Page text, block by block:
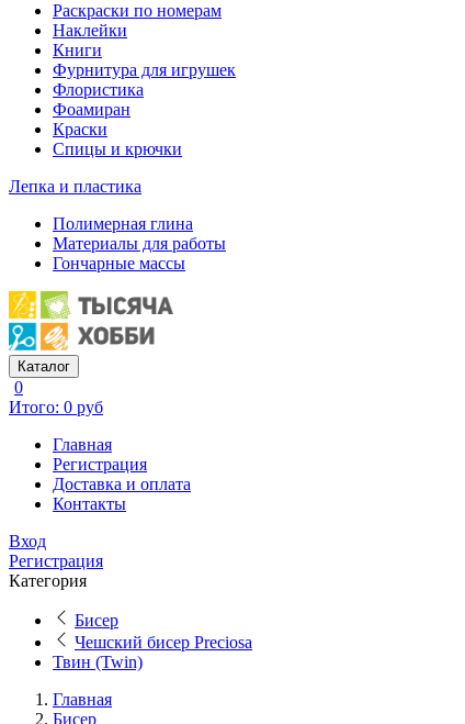
Раскраски по номерам
Наклейки
Книги
Фурнитура для игрушек
Флористика
Фоамиран
Краски
Спицы и крючки
Лепка и пластика
Полимерная глина
Материалы для работы
Гончарные массы
Каталог
0
Итого: 0 руб
Главная
Регистрация
Доставка и оплата
Контакты
Вход
Регистрация
Категория
Бисер
Чешский бисер Preciosa
Твин (Twin)
Главная
Бисер